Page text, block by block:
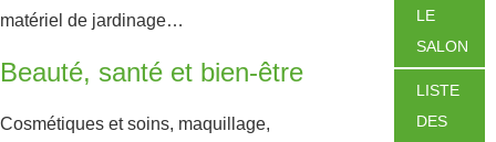
matériel de jardinage…
Beauté, santé et bien-être
Cosmétiques et soins, maquillage,
LE
SALON
LISTE
DES